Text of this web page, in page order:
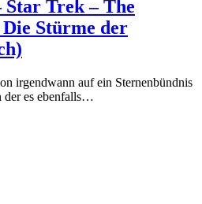
Trek – The
Stürme der
irgendwann auf ein Sternenbündnis
der es ebenfalls…